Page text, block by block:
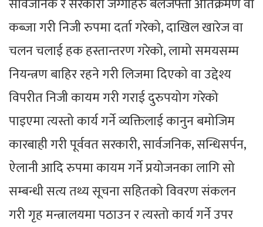
सार्वजनिक र सरकारी जग्गाहरु बलजफ्ती अतिक्रमण वा
कब्जा गरी निजी रुपमा दर्ता गरेको, दाखिल खारेज वा
चलन चलाई हक हस्तान्तरण गरेको, लामो समयसम्म
नियन्त्रण बाहिर रहने गरी लिजमा दिएको वा उद्देश्य
विपरीत निजी कायम गरी गराई दुरुपयोग गरेको
पाइएमा त्यस्तो कार्य गर्ने व्यक्तिलाई कानुन बमोजिम
कारबाही गरी पूर्ववत सरकारी, सार्वजनिक, सन्धिसर्पन,
ऐलानी आदि रुपमा कायम गर्ने प्रयोजनका लागि सो
सम्बन्धी सत्य तथ्य सूचना सहितको विवरण संकलन
गरी गृह मन्त्रालयमा पठाउन र त्यस्तो कार्य गर्ने उपर